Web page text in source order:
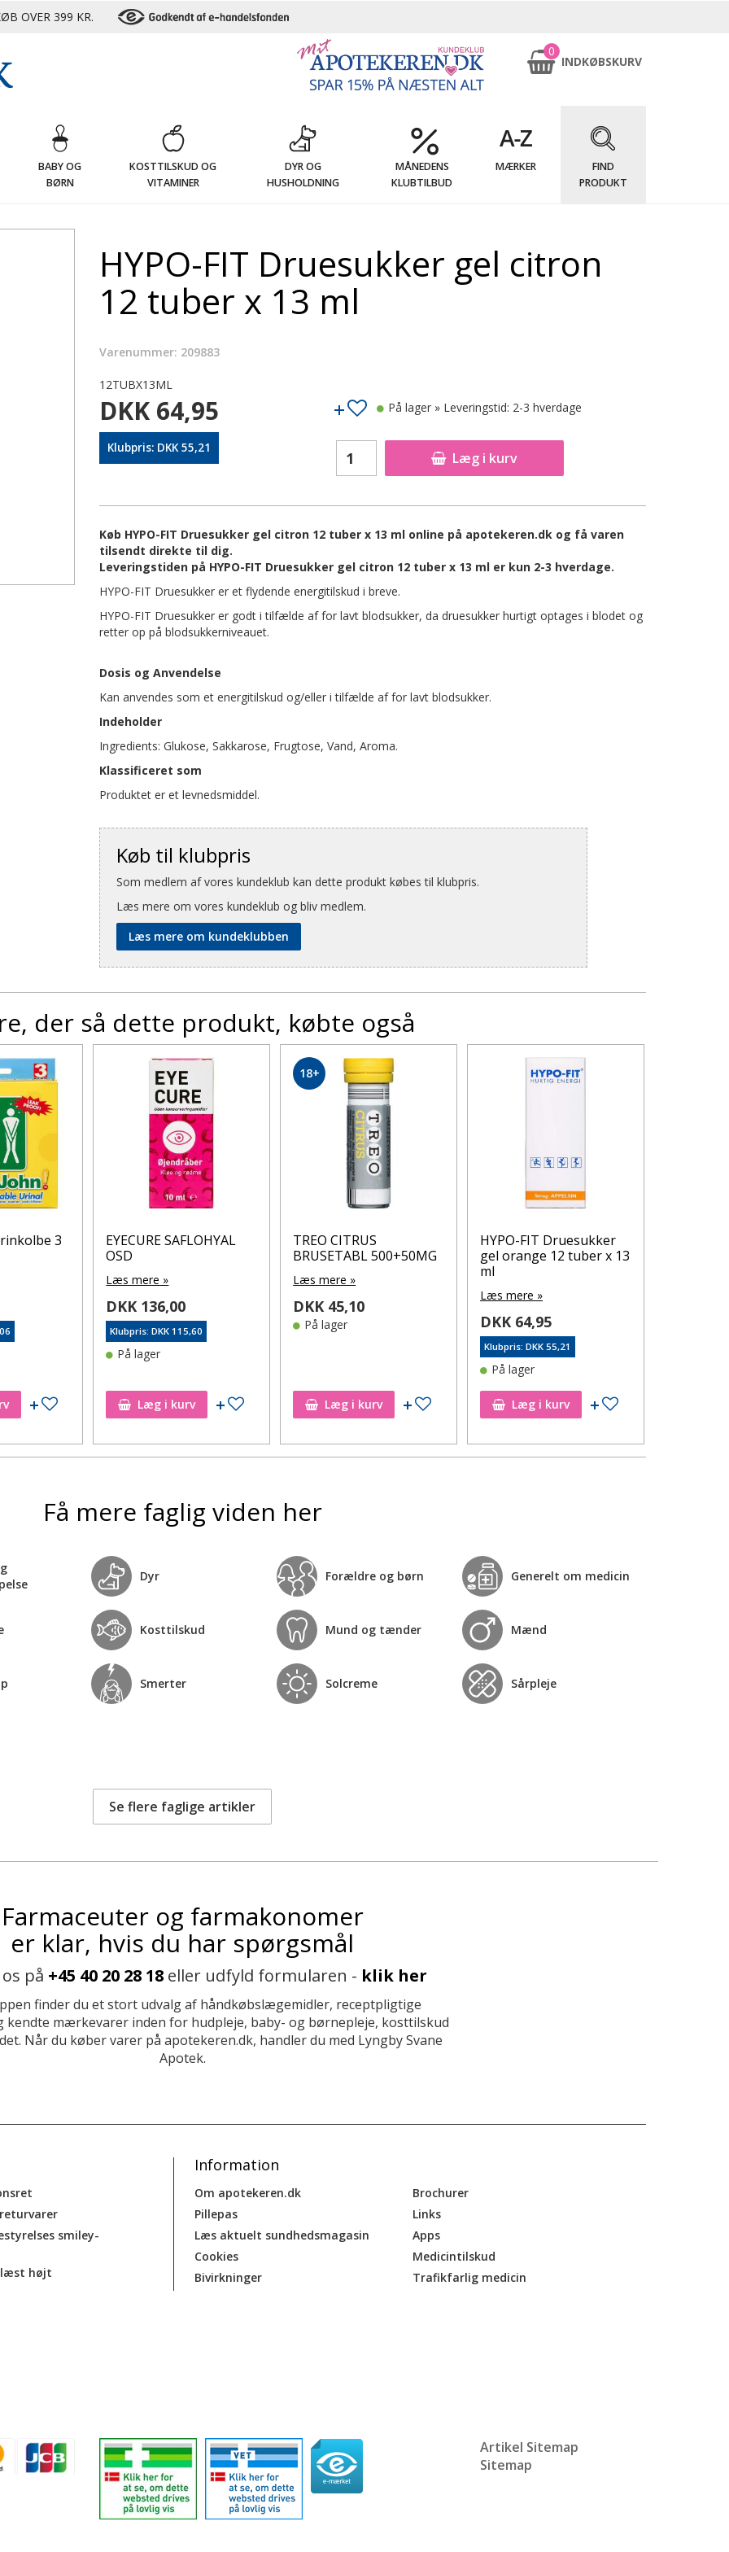
OVER 399 KR.
0
INDKØBSKURV
BABY OG
BØRN
KOSTTILSKUD OG
VITAMINER
DYR OG
HUSHOLDNING
MÅNEDENS
KLUBTILBUD
MÆRKER
FIND
PRODUKT
HYPO-FIT Druesukker gel citron
12 tuber x 13 ml
Varenummer: 209883
12TUBX13ML
DKK 64,95
Klubpris: DKK 55,21
Læg i kurv
På lager » Leveringstid: 2-3 hverdage
Køb HYPO-FIT Druesukker gel citron 12 tuber x 13 ml online på apotekeren.dk og få varen
tilsendt direkte til dig.
Leveringstiden på HYPO-FIT Druesukker gel citron 12 tuber x 13 ml er kun 2-3 hverdage.
HYPO-FIT Druesukker er et flydende energitilskud i breve.
HYPO-FIT Druesukker er godt i tilfælde af for lavt blodsukker, da druesukker hurtigt optages i blodet og
retter op på blodsukkerniveauet.
Dosis og Anvendelse
Kan anvendes som et energitilskud og/eller i tilfælde af for lavt blodsukker.
Indeholder
Ingredients: Glukose, Sakkarose, Frugtose, Vand, Aroma.
Klassificeret som
Produktet er et levnedsmiddel.
Køb til klubpris
Som medlem af vores kundeklub kan dette produkt købes til klubpris.
Læs mere om vores kundeklub og bliv medlem.
Læs mere om kundeklubben
der så dette produkt, købte også
3
Tilføj til ønskeseddel
EYECURE SAFLOHYAL
OSD
Læs mere »
DKK 136,00
Klubpris: DKK 115,60
På lager
Læg i kurv Tilføj til ønskeseddel
18+
TREO CITRUS
BRUSETABL 500+50MG
Læs mere »
DKK 45,10
På lager
Læg i kurv Tilføj til ønskeseddel
HYPO-FIT Druesukker
gel orange 12 tuber x 13
ml
Læs mere »
DKK 64,95
Klubpris: DKK 55,21
På lager
Læg i kurv Tilføj til ønskeseddel
Få mere faglig viden her
Dyr Forældre og børn Generelt om medicin
Kosttilskud Mund og tænder Mænd
Smerter Solcreme Sårpleje
Se flere faglige artikler
Farmaceuter og farmakonomer
er klar, hvis du har spørgsmål
på +45 40 20 28 18 eller udfyld formularen - klik her
finder du et stort udvalg af håndkøbslægemidler, receptpligtige
kendte mærkevarer inden for hudpleje, baby- og børnepleje, kosttilskud
Når du køber varer på apotekeren.dk, handler du med Lyngby Svane
Apotek.
smiley-
læst højt
Information
Om apotekeren.dk
Pillepas
Læs aktuelt sundhedsmagasin
Cookies
Bivirkninger
Brochurer
Links
Apps
Medicintilskud
Trafikfarlig medicin
Artikel Sitemap
Sitemap